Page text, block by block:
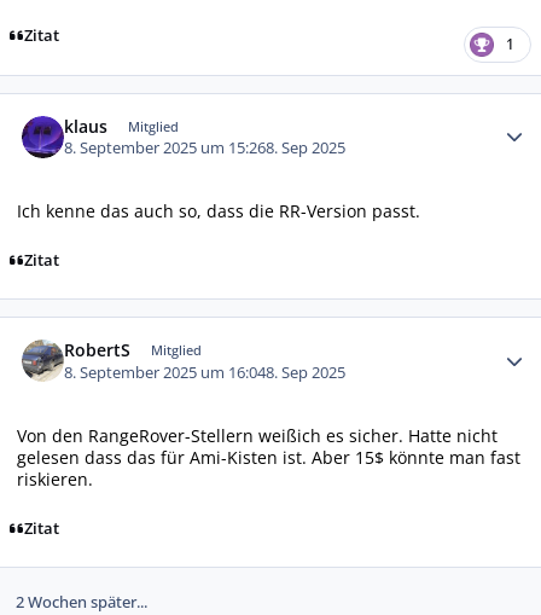
Zitat 1
klaus Mitglied
8. September 2025 um 15:268. Sep 2025
Ich kenne das auch so, dass die RR-Version passt.
Zitat
RobertS Mitglied
8. September 2025 um 16:048. Sep 2025
Von den RangeRover-Stellern weißich es sicher. Hatte nicht
gelesen dass das für Ami-Kisten ist. Aber 15$ könnte man fast
riskieren.
Zitat
2 Wochen später...